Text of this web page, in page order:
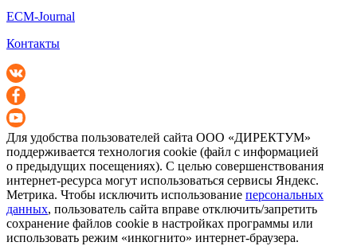
ECM-Journal
Контакты
Для удобства пользователей сайта ООО «ДИРЕКТУМ»
поддерживается технология cookie (файл с информацией
о предыдущих посещениях). С целью совершенствования
интернет-ресурса могут использоваться сервисы Яндекс.
Метрика. Чтобы исключить использование персональных
данных, пользователь сайта вправе отключить/запретить
сохранение файлов cookie в настройках программы или
использовать режим «инкогнито» интернет-браузера.